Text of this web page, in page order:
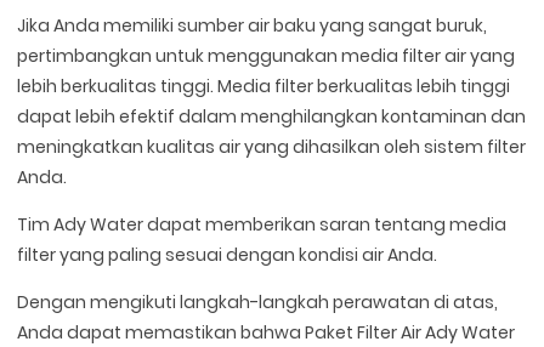
Jika Anda memiliki sumber air baku yang sangat buruk,
pertimbangkan untuk menggunakan media filter air yang
lebih berkualitas tinggi. Media filter berkualitas lebih tinggi
dapat lebih efektif dalam menghilangkan kontaminan dan
meningkatkan kualitas air yang dihasilkan oleh sistem filter
Anda.
Tim Ady Water dapat memberikan saran tentang media
filter yang paling sesuai dengan kondisi air Anda.
Dengan mengikuti langkah-langkah perawatan di atas,
Anda dapat memastikan bahwa Paket Filter Air Ady Water